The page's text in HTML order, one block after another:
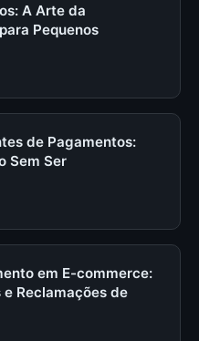
A Arte da
Pequenos
de Pagamentos:
Sem Ser
em E-commerce:
Reclamações de